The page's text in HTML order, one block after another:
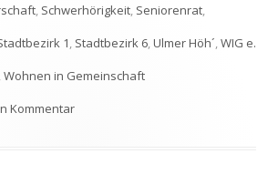
, Schwerhörigkeit, Seniorenrat,
1, Stadtbezirk 6,Ulmer Höh´,WIG e.
,Wohnen in Gemeinschaft
Kommentarzu Wiggies kandidieren für den